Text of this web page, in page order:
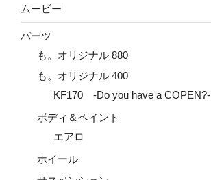
ムービー
パーツ
も。オリジナル 880
も。オリジナル 400
KF170 -Do you have a COPEN?-
ボディ＆ペイント
エアロ
ホイール